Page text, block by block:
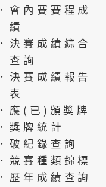
．會內賽賽程成
績
．決賽成績綜合
查詢
．決賽成績報告
表
．應(已)頒獎牌
．獎牌統計
．破紀錄查詢
．競賽種類錦標
．歷年成績查詢